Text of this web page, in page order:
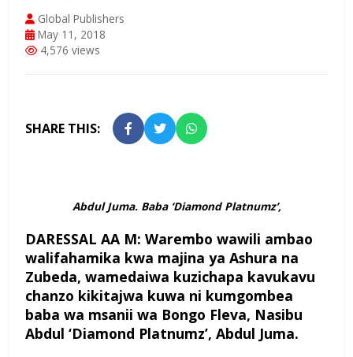
Global Publishers
May 11, 2018
4,576 views
SHARE THIS:
Abdul Juma. Baba ‘Diamond Platnumz’,
DARESSAL AA M: Warembo wawili ambao
walifahamika kwa majina ya Ashura na
Zubeda, wamedaiwa kuzichapa kavukavu
chanzo kikitajwa kuwa ni kumgombea
baba wa msanii wa Bongo Fleva, Nasibu
Abdul ‘Diamond Platnumz’, Abdul Juma.